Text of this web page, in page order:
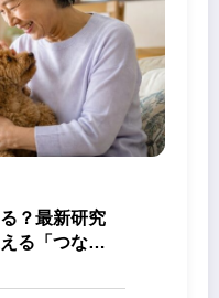
？最新研究
る「つなが